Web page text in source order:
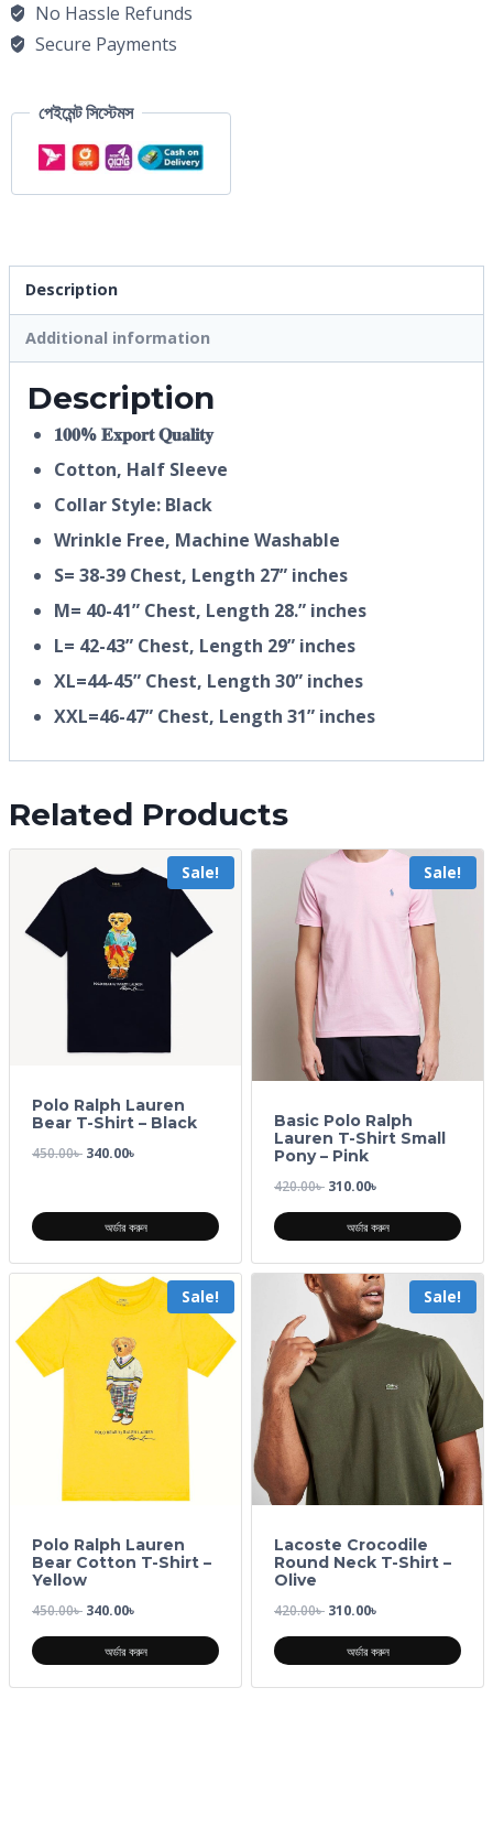
No Hassle Refunds
Secure Payments
পেইমেন্ট সিস্টেমস
Description
Additional information
Description
𝟏𝟎𝟎% 𝐄𝐱𝐩𝐨𝐫𝐭 𝐐𝐮𝐚𝐥𝐢𝐭𝐲
Cotton, Half Sleeve
Collar Style: Black
Wrinkle Free, Machine Washable
S= 38-39 Chest, Length 27” inches
M= 40-41” Chest, Length 28.” inches
L= 42-43” Chest, Length 29” inches
XL=44-45” Chest, Length 30” inches
XXL=46-47” Chest, Length 31” inches
Related Products
Sale!
Polo Ralph Lauren
Bear T-Shirt – Black
450.00৳ 340.00৳
অর্ডার করুন
Sale!
Basic Polo Ralph
Lauren T-Shirt Small
Pony – Pink
420.00৳ 310.00৳
অর্ডার করুন
Sale!
Polo Ralph Lauren
Bear Cotton T-Shirt –
Yellow
450.00৳ 340.00৳
অর্ডার করুন
Sale!
Lacoste Crocodile
Round Neck T-Shirt –
Olive
420.00৳ 310.00৳
অর্ডার করুন